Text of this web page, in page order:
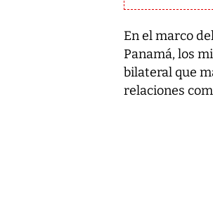
En el marco
Panamá, los
bilateral que
relaciones